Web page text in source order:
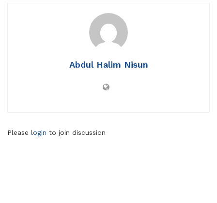
Abdul Halim Nisun
Please login to join discussion